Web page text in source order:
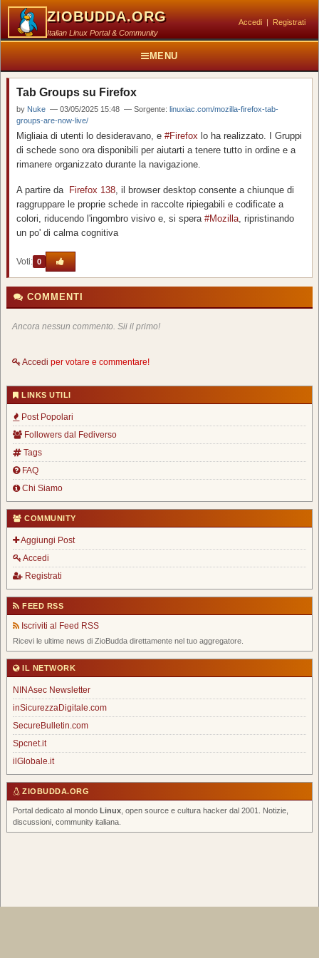
ZIOBUDDA.ORG
Italian Linux Portal & Community
Accedi | Registrati
MENU
Tab Groups su Firefox
by Nuke — 03/05/2025 15:48 — Sorgente: linuxiac.com/mozilla-firefox-tab-
groups-are-now-live/
Migliaia di utenti lo desideravano, e #Firefox lo ha realizzato. I Gruppi
di schede sono ora disponibili per aiutarti a tenere tutto in ordine e a
rimanere organizzato durante la navigazione.
A partire da Firefox 138, il browser desktop consente a chiunque di
raggruppare le proprie schede in raccolte ripiegabili e codificate a
colori, riducendo l'ingombro visivo e, si spera #Mozilla, ripristinando
un po' di calma cognitiva
Voti: 0
COMMENTI
Ancora nessun commento. Sii il primo!
Accedi per votare e commentare!
LINKS UTILI
Post Popolari
Followers dal Fediverso
Tags
FAQ
Chi Siamo
COMMUNITY
Aggiungi Post
Accedi
Registrati
FEED RSS
Iscriviti al Feed RSS
Ricevi le ultime news di ZioBudda direttamente nel tuo aggregatore.
IL NETWORK
NINAsec Newsletter
inSicurezzaDigitale.com
SecureBulletin.com
Spcnet.it
ilGlobale.it
ZIOBUDDA.ORG
Portal dedicato al mondo Linux , open source e cultura hacker dal 2001. Notizie,
discussioni, community italiana.